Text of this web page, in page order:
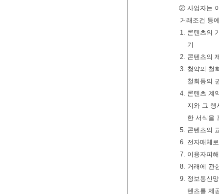
② 사업자는
거래조건 등
1. 콘텐츠의
기
2. 콘텐츠의
3. 청약의 철
철회등의
4. 콘텐츠 계
지와 그 행
한 서식을
5. 콘텐츠의
6. 전자매체
7. 이용자피
8. 거래에 관
9. 정보통신
텐츠를 제